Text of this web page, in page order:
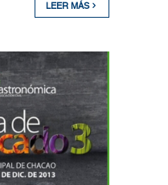
LEER MÁS